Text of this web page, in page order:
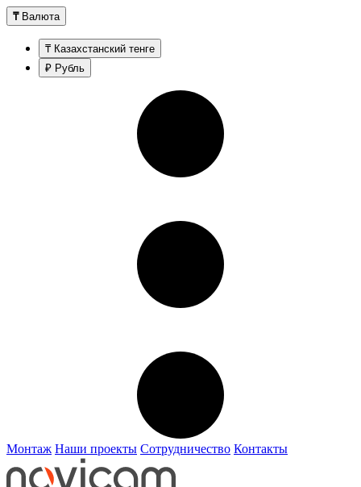
₸ Валюта
₸ Казахстанский тенге
₽ Рубль
Монтаж Наши проекты Сотрудничество Контакты